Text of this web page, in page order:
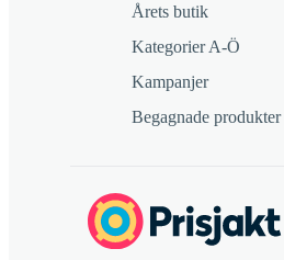
Årets butik
Kategorier A-Ö
Kampanjer
Begagnade produkter